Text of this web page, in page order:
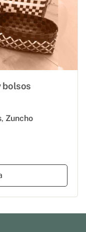
bolsos
, Zuncho